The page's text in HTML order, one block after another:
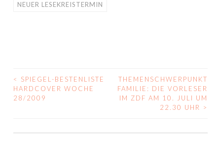
NEUER LESEKREISTERMIN
BEITRAGS-
NAVIGATION
<
SPIEGEL-BESTENLISTE
HARDCOVER WOCHE
28/2009
THEMENSCHWERPUNKT
FAMILIE: DIE VORLESER
IM ZDF AM 10. JULI UM
22.30 UHR
>